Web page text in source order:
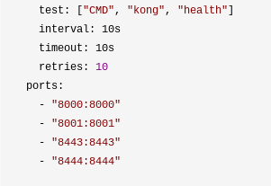
      test: [
"CMD", "kong", "health"
      interval: 10s
      timeout: 10s
      retries:
10
    ports:
- "8000:8000"
      -
"8001:8001"
      -
"8443:8443"
      -
"8444:8444"